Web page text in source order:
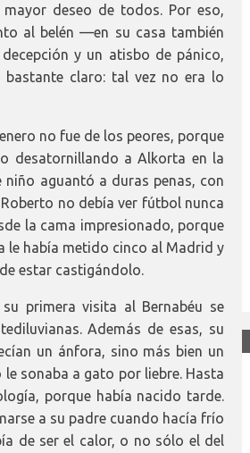
deseo de todos. Por eso,
al belén —en su casa también
y un atisbo de pánico,
claro: tal vez no era lo
no fue de los peores, porque
desatornillando a Alkorta en la
aguantó a duras penas, con
no debía ver fútbol nunca
la cama impresionado, porque
le había metido cinco al Madrid y
estar castigándolo.
primera visita al Bernabéu se
Además de esas, su
un ánfora, sino más bien un
sonaba a gato por liebre. Hasta
porque había nacido tarde.
a su padre cuando hacía frío
de ser el calor, o no sólo el del